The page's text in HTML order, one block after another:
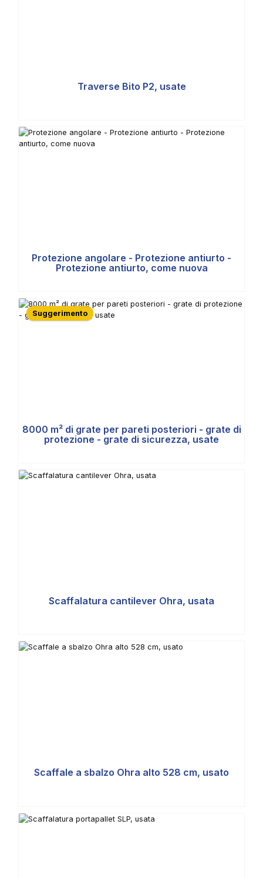
Traverse Bito P2, usate
Protezione angolare - Protezione antiurto -
Protezione antiurto, come nuova
Suggerimento
8000 m² di grate per pareti posteriori - grate di
protezione - grate di sicurezza, usate
Scaffalatura cantilever Ohra, usata
Scaffale a sbalzo Ohra alto 528 cm, usato